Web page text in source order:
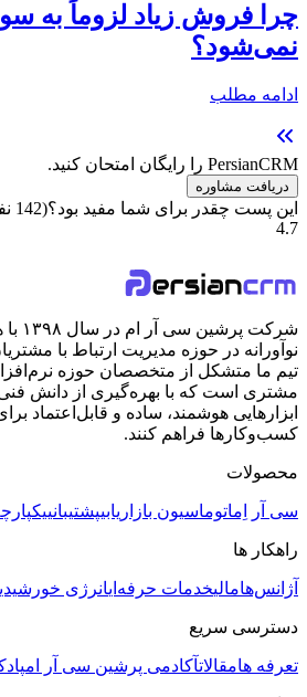
چرا فروش زیاد لزوماً به
نمی‌شود؟
ادامه مطلب
PersianCRM را رایگان امتحان کنید.
دریافت مشاوره
این پست چقدر برای شما مفید بود؟(
142
4.7
شرکت
تیم ما متشکل از متخصصان حوزه
مشتری است که با بهره‌گیری از دانش فنی
ابزارهایی هوشمند، ساده و قابل‌اعتماد
کسب‌وکارها فراهم کنند.
محصولات
سی آر اِماتوماسیون بازاریابیپشتیبانی
راهکار ها
آژانس‌هامالیخدمات حرفه‌ایانرژی خورشیدی
دسترسی سریع
تعرفه هامقالاتآکادمی پرشین سی آر ام